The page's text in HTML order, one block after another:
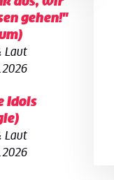
gehen!"
Laut
Idols
Laut